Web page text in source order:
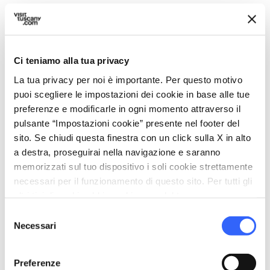
Ci teniamo alla tua privacy
La tua privacy per noi è importante. Per questo motivo
puoi scegliere le impostazioni dei cookie in base alle tue
preferenze e modificarle in ogni momento attraverso il
pulsante “Impostazioni cookie” presente nel footer del
sito. Se chiudi questa finestra con un click sulla X in alto
a destra, proseguirai nella navigazione e saranno
memorizzati sul tuo dispositivo i soli cookie strettamente
necessari per il funzionamento di questo sito. Per tutti gli
delNecessari
Preferenze
Da qui in poi l’antico tracciato dei pellegrini
prosegue il suo percorso ed esce dal borgo,
riprende l’itinerario originale che attraversa i
territori della Val d’Elsa, in un viaggio
emozionante che, nella variante colligiana, si
arricchisce di arte, riflessioni e architetture
contemporanee.
Per saperne di più:
Variante per Colle Val d’Elsa